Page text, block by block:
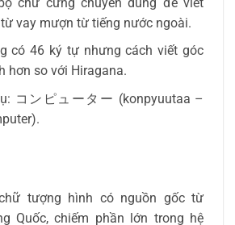
vay mượn từ tiếng nước ngoài.
có 46 ký tự nhưng cách viết góc
hơn so với Hiragana.
コンピューター (konpyuutaa –
tượng hình có nguồn gốc từ
Quốc, chiếm phần lớn trong hệ